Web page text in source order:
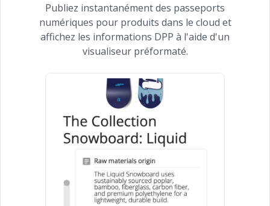
Publiez instantanément des passeports
numériques pour produits dans le cloud et
affichez les informations DPP à l'aide d'un
visualiseur préformaté.